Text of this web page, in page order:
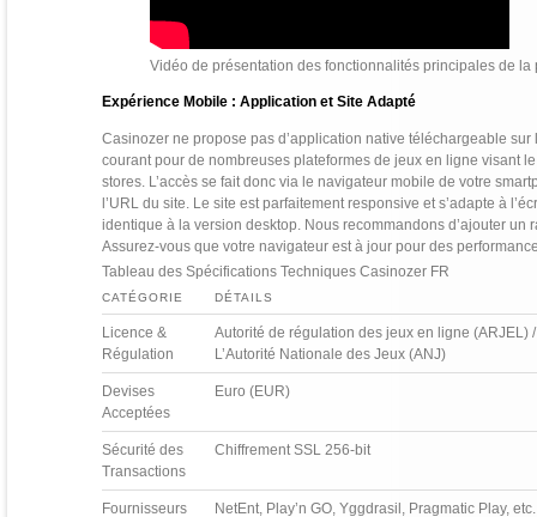
Vidéo de présentation des fonctionnalités principales de la
Expérience Mobile : Application et Site Adapté
Casinozer ne propose pas d’application native téléchargeable
courant pour de nombreuses plateformes de jeux en ligne visant
stores. L’accès se fait donc via le navigateur mobile de votre
l’URL du site. Le site est parfaitement responsive et s’adapte à
identique à la version desktop. Nous recommandons d’ajouter un
Assurez-vous que votre navigateur est à jour pour des
Tableau des Spécifications Techniques Casinozer FR
CATÉGORIE DÉTAILS
Licence &
Régulation
Autorité de régulation des jeux en ligne (ARJEL) /
L’Autorité Nationale des Jeux (ANJ)
Devises
Acceptées
Euro (EUR)
Sécurité des
Transactions
Chiffrement SSL 256-bit
Fournisseurs
NetEnt, Play’n GO, Yggdrasil, Pragmatic Play, etc.